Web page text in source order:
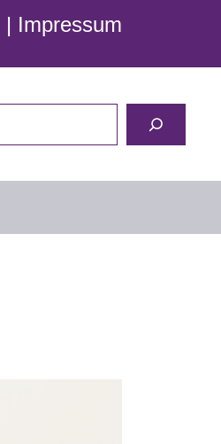
| Impressum